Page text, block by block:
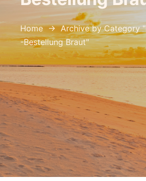
Home→Archive by Category
-Bestellung Braut"